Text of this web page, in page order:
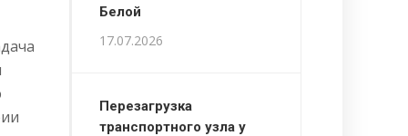
Белой
17.07.2026
Перезагрузка
транспортного узла у